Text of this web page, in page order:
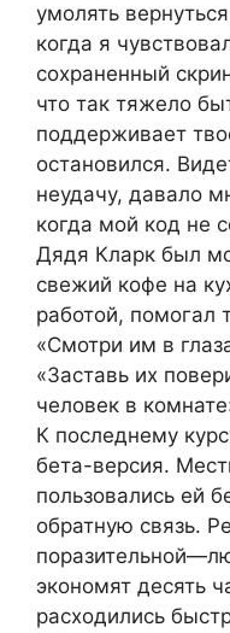
умолять
когда я
сохраненный
что так тяжело
поддерживает
остановился.
неудачу, давало
когда мой код не
Дядя Кларк был
свежий кофе на
работой, помогал
«Смотри им в
«Заставь их
человек в
К последнему
бета-версия.
пользовались ей
обратную связь.
экономят десять
расходились